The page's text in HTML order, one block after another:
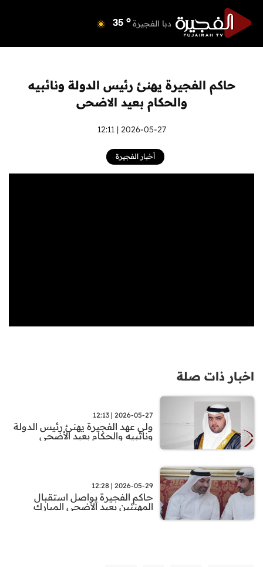
دبا الفجيرة 35 o
أم القيوين 39 o
راس الخيمةo
الفجيرة 35 o
حاكم الفجيرة يهنئ رئيس الدولة ونائبيه
والحكام بعيد الاضحى
2026-05-27 | 12:11
أخبار الفجيرة
اخبار ذات صلة
2026-05-27 | 12:13
ولي عهد الفجيرة يهنئ رئيس الدولة
ونائبيه والحكام بعيد الأضحى
2026-05-29 | 12:28
حاكم الفجيرة يواصل استقبال
المهنئين بعيد الأضحى المبارك